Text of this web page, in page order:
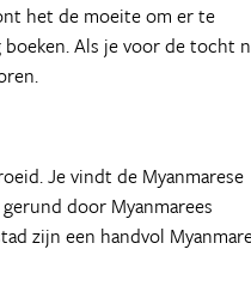
het de moeite om er te
Als je voor de tocht
Je vindt de Myanmarese
door Myanmarees
zijn een handvol